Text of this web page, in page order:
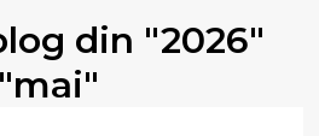
din "2026"
"mai"